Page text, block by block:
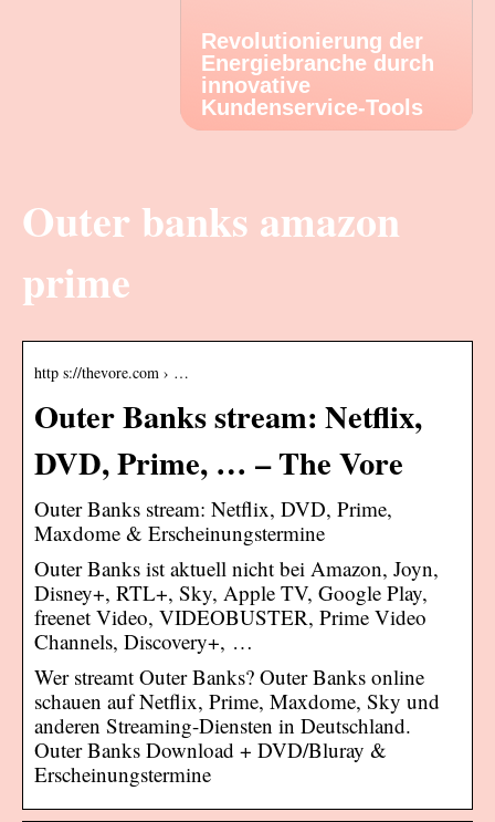
Revolutionierung der
Energiebranche durch
innovative
Kundenservice-Tools
Outer banks amazon
prime
http s://thevore.com › …
Outer Banks stream: Netflix,
DVD, Prime, … – The Vore
Outer Banks stream: Netflix, DVD, Prime,
Maxdome & Erscheinungstermine
Outer Banks ist aktuell nicht bei Amazon, Joyn,
Disney+, RTL+, Sky, Apple TV, Google Play,
freenet Video, VIDEOBUSTER, Prime Video
Channels, Discovery+, …
Wer streamt Outer Banks? Outer Banks online
schauen auf Netflix, Prime, Maxdome, Sky und
anderen Streaming-Diensten in Deutschland.
Outer Banks Download + DVD/Bluray &
Erscheinungstermine